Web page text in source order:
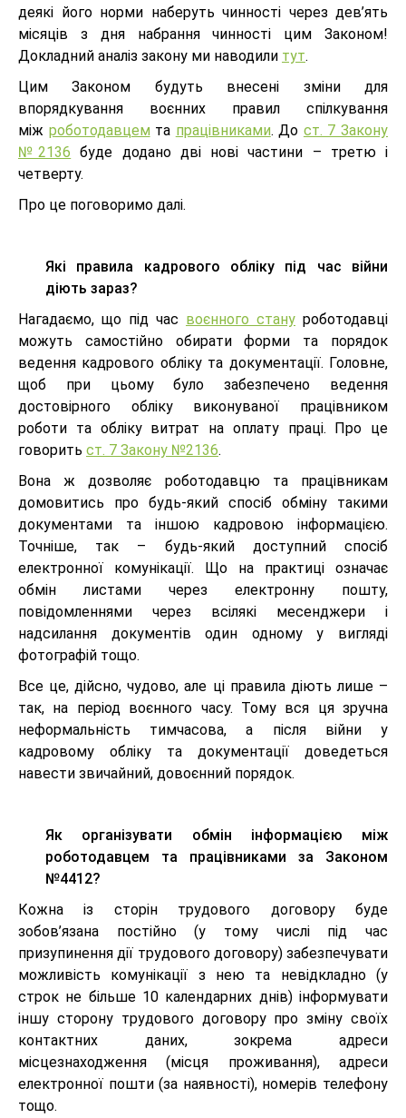
деякі його норми наберуть чинності через дев’ять
місяців з дня набрання чинності цим Законом!
Докладний аналіз закону ми наводили тут.
Цим Законом будуть внесені зміни для
впорядкування воєнних правил спілкування
між роботодавцемта працівниками. До ст. 7 Закону
№2136 буде додано дві нові частини – третю і
четверту.
Про це поговоримо далі.
Які правила кадрового обліку під час війни
діють зараз?
Нагадаємо, що під час воєнного стану роботодавці
можуть самостійно обирати форми та порядок
ведення кадрового обліку та документації. Головне,
щоб при цьому було забезпечено ведення
достовірного обліку виконуваної працівником
роботи та обліку витрат на оплату праці. Про це
говорить ст. 7 Закону №2136.
Вона ж дозволяє роботодавцю та працівникам
домовитись про будь-який спосіб обміну такими
документами та іншою кадровою інформацією.
Точніше, так – будь-який доступний спосіб
електронної комунікації. Що на практиці означає
обмін листами через електронну пошту,
повідомленнями через всілякі месенджери і
надсилання документів один одному у вигляді
фотографій тощо.
Все це, дійсно, чудово, але ці правила діють лише –
так, на період воєнного часу. Тому вся ця зручна
неформальність тимчасова, а після війни у
кадровому обліку та документації доведеться
навести звичайний, довоєнний порядок.
Як організувати обмін інформацією між
роботодавцем та працівниками за Законом
№4412?
Кожна із сторін трудового договору буде
зобов’язана постійно (у тому числі під час
призупинення дії трудового договору) забезпечувати
можливість комунікації з нею та невідкладно (у
строк не більше 10 календарних днів) інформувати
іншу сторону трудового договору про зміну своїх
контактних даних, зокрема адреси
місцезнаходження (місця проживання), адреси
електронної пошти (за наявності), номерів телефону
тощо.